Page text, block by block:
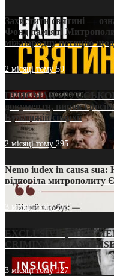
Захистити святині —
Фонд пам’яті
міжнародну петицію
2 місяці тому59
ПРИСМАК
документи, вирок і
Бучацькій єпархії
2 місяці тому 295
Nemo iudex in causa sua:
відповіла митрополиту
3 місяці тому213
EXCLUSIVE
CRIMINAL
3 місяці тому127